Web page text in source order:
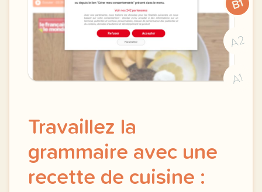
B1
A2
A1
Travaillez la
grammaire avec une
recette de cuisine :